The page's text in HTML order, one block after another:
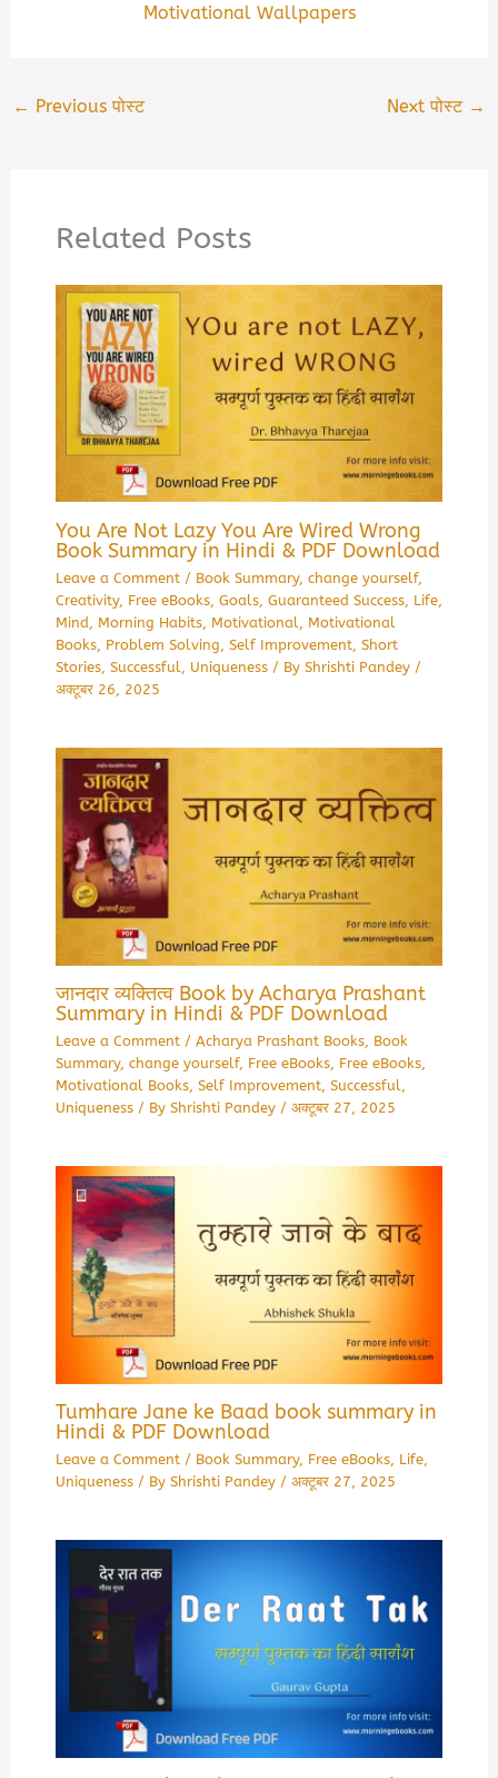
Motivational Wallpapers
← Previous पोस्ट Next पोस्ट →
Related Posts
You Are Not Lazy You Are Wired Wrong
Book Summary in Hindi & PDF Download
Leave a Comment / Book Summary, change yourself,
Creativity, Free eBooks, Goals, Guaranteed Success, Life,
Mind, Morning Habits, Motivational, Motivational
Books, Problem Solving, Self Improvement, Short
Stories, Successful, Uniqueness/ By Shrishti Pandey /
अक्टूबर 26, 2025
जानदार व्यक्तित्व Book by Acharya Prashant
Summary in Hindi & PDF Download
Leave a Comment / Acharya Prashant Books, Book
Summary, change yourself, Free eBooks, Free eBooks,
Motivational Books, Self Improvement, Successful,
Uniqueness/ By Shrishti Pandey / अक्टूबर 27, 2025
Tumhare Jane ke Baad book summary in
Hindi & PDF Download
Leave a Comment / Book Summary, Free eBooks, Life,
Uniqueness/ By Shrishti Pandey / अक्टूबर 27, 2025